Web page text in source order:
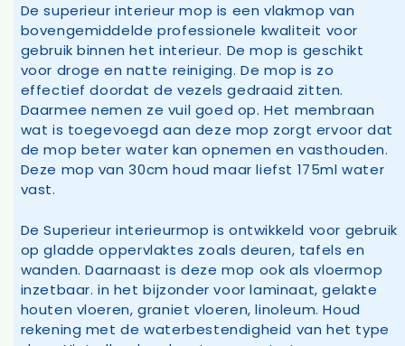
De superieur interieur mop is een vlakmop van
bovengemiddelde professionele kwaliteit voor
gebruik binnen het interieur. De mop is geschikt
voor droge en natte reiniging. De mop is zo
effectief doordat de vezels gedraaid zitten.
Daarmee nemen ze vuil goed op. Het membraan
wat is toegevoegd aan deze mop zorgt ervoor dat
de mop beter water kan opnemen en vasthouden.
Deze mop van 30cm houd maar liefst 175ml water
vast.
De Superieur interieurmop is ontwikkeld voor gebruik
op gladde oppervlaktes zoals deuren, tafels en
wanden. Daarnaast is deze mop ook als vloermop
inzetbaar. in het bijzonder voor laminaat, gelakte
houten vloeren, graniet vloeren, linoleum. Houd
rekening met de waterbestendigheid van het type